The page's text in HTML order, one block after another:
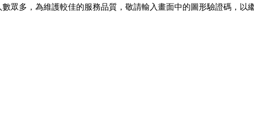
眾多，為維護較佳的服務品質，敬請輸入畫面中的圖形驗證碼，以